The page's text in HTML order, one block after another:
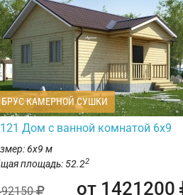
КАМЕРНОЙ СУШКИ
Дом с ванной комнатой 6х9
6х9 м
площадь: 52.22
от 1421200